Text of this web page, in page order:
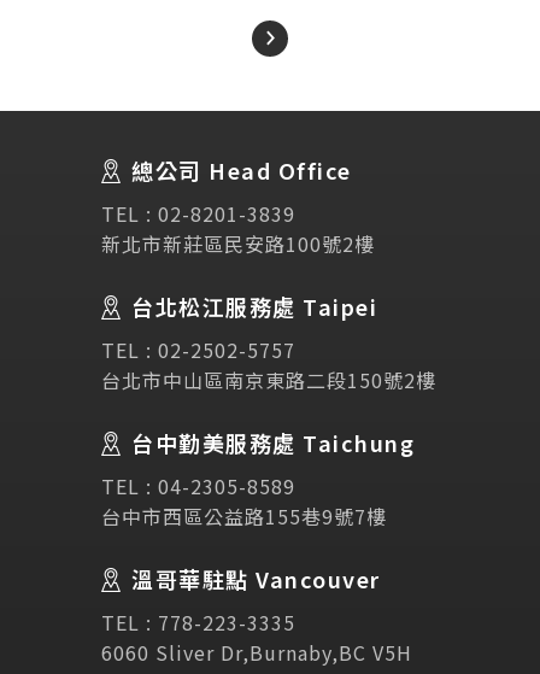
諮詢表單
立即諮詢
About Us 關於我們
講座活動
Testimonial 學生推薦
Links 相關連結
總公司 Head Office
TEL : 02-8201-3839
新北市新莊區民安路100號2樓
台北松江服務處 Taipei
TEL : 02-2502-5757
台北市中山區南京東路二段150號2樓
台中勤美服務處 Taichung
TEL : 04-2305-8589
台中市西區公益路155巷9號7樓
溫哥華駐點 Vancouver
TEL : 778-223-3335
6060 Sliver Dr,Burnaby,BC V5H